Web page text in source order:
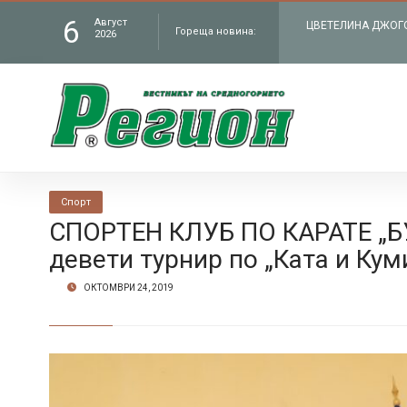
6
Август
2026
Гореща новина: ЧИТАЛИЩЕТО В
Петрич
ЦВЕТЕЛИНА
Спорт
СПОРТЕН КЛУБ ПО КАРАТЕ
девети турнир по „Ката и
ОКТОМВРИ 24, 2019